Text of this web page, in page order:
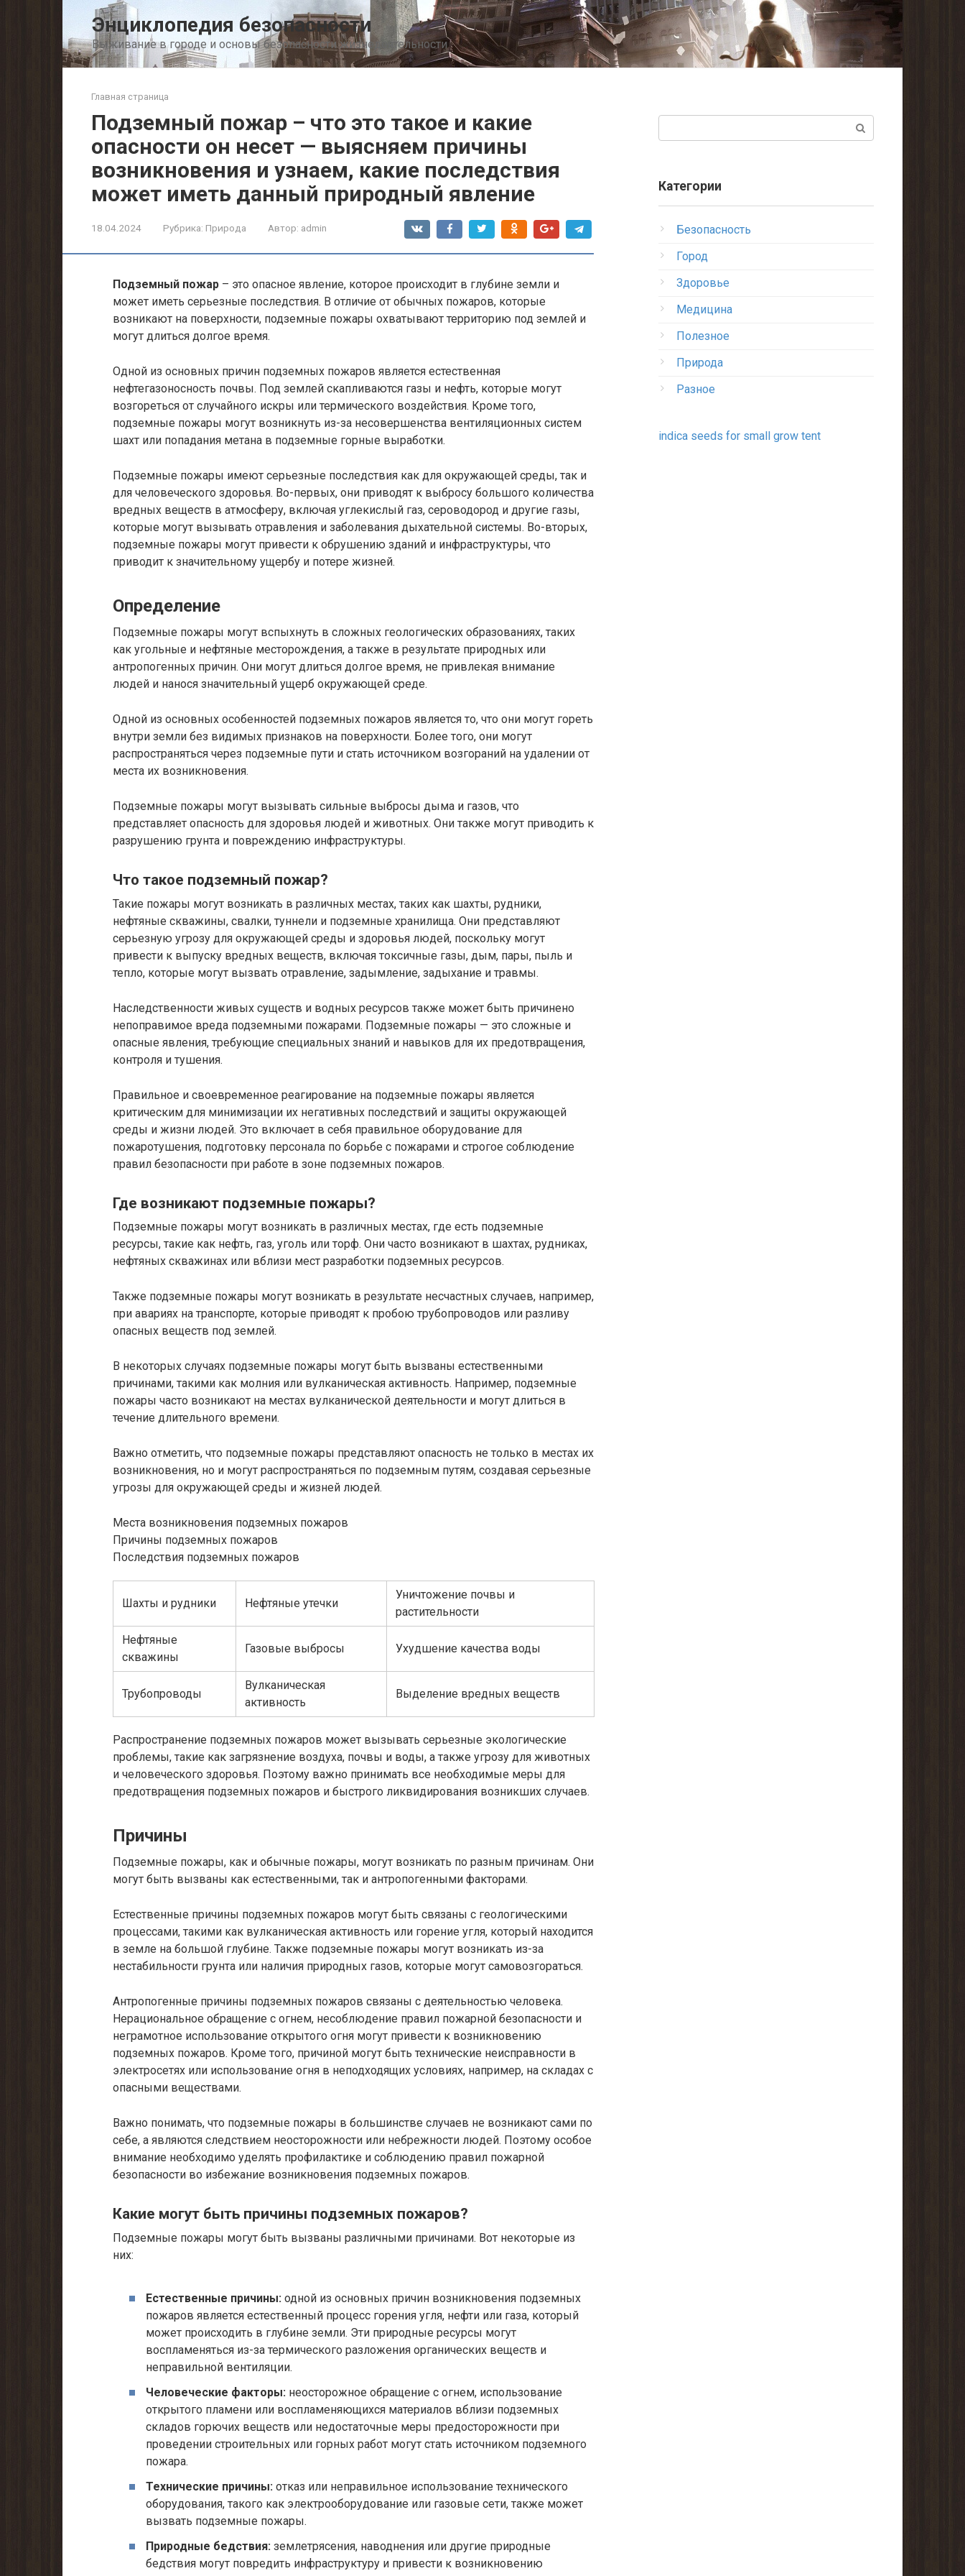
Энциклопедия безопасности
Выживание в городе и основы безопасности жизнедеятельности
Главная страница
Подземный пожар – что это такое и какие
опасности он несет — выясняем причины
возникновения и узнаем, какие последствия
может иметь данный природный явление
18.04.2024 Рубрика: Природа Автор: admin
Подземный пожар – это опасное явление, которое происходит в глубине земли и
может иметь серьезные последствия. В отличие от обычных пожаров, которые
возникают на поверхности, подземные пожары охватывают территорию под землей и
могут длиться долгое время.
Одной из основных причин подземных пожаров является естественная
нефтегазоносность почвы. Под землей скапливаются газы и нефть, которые могут
возгореться от случайного искры или термического воздействия. Кроме того,
подземные пожары могут возникнуть из-за несовершенства вентиляционных систем
шахт или попадания метана в подземные горные выработки.
Подземные пожары имеют серьезные последствия как для окружающей среды, так и
для человеческого здоровья. Во-первых, они приводят к выбросу большого количества
вредных веществ в атмосферу, включая углекислый газ, сероводород и другие газы,
которые могут вызывать отравления и заболевания дыхательной системы. Во-вторых,
подземные пожары могут привести к обрушению зданий и инфраструктуры, что
приводит к значительному ущербу и потере жизней.
Определение
Подземные пожары могут вспыхнуть в сложных геологических образованиях, таких
как угольные и нефтяные месторождения, а также в результате природных или
антропогенных причин. Они могут длиться долгое время, не привлекая внимание
людей и нанося значительный ущерб окружающей среде.
Одной из основных особенностей подземных пожаров является то, что они могут гореть
внутри земли без видимых признаков на поверхности. Более того, они могут
распространяться через подземные пути и стать источником возгораний на удалении от
места их возникновения.
Подземные пожары могут вызывать сильные выбросы дыма и газов, что
представляет опасность для здоровья людей и животных. Они также могут приводить к
разрушению грунта и повреждению инфраструктуры.
Что такое подземный пожар?
Такие пожары могут возникать в различных местах, таких как шахты, рудники,
нефтяные скважины, свалки, туннели и подземные хранилища. Они представляют
серьезную угрозу для окружающей среды и здоровья людей, поскольку могут
привести к выпуску вредных веществ, включая токсичные газы, дым, пары, пыль и
тепло, которые могут вызвать отравление, задымление, задыхание и травмы.
Наследственности живых существ и водных ресурсов также может быть причинено
непоправимое вреда подземными пожарами. Подземные пожары — это сложные и
опасные явления, требующие специальных знаний и навыков для их предотвращения,
контроля и тушения.
Правильное и своевременное реагирование на подземные пожары является
критическим для минимизации их негативных последствий и защиты окружающей
среды и жизни людей. Это включает в себя правильное оборудование для
пожаротушения, подготовку персонала по борьбе с пожарами и строгое соблюдение
правил безопасности при работе в зоне подземных пожаров.
Где возникают подземные пожары?
Подземные пожары могут возникать в различных местах, где есть подземные
ресурсы, такие как нефть, газ, уголь или торф. Они часто возникают в шахтах, рудниках,
нефтяных скважинах или вблизи мест разработки подземных ресурсов.
Также подземные пожары могут возникать в результате несчастных случаев, например,
при авариях на транспорте, которые приводят к пробою трубопроводов или разливу
опасных веществ под землей.
В некоторых случаях подземные пожары могут быть вызваны естественными
причинами, такими как молния или вулканическая активность. Например, подземные
пожары часто возникают на местах вулканической деятельности и могут длиться в
течение длительного времени.
Важно отметить, что подземные пожары представляют опасность не только в местах их
возникновения, но и могут распространяться по подземным путям, создавая серьезные
угрозы для окружающей среды и жизней людей.
Места возникновения подземных пожаров
Причины подземных пожаров
Последствия подземных пожаров
Шахты и рудники Нефтяные утечки
Уничтожение почвы и
растительности
Нефтяные
скважины
Газовые выбросы Ухудшение качества воды
Трубопроводы
Вулканическая
активность
Выделение вредных веществ
Распространение подземных пожаров может вызывать серьезные экологические
проблемы, такие как загрязнение воздуха, почвы и воды, а также угрозу для животных
и человеческого здоровья. Поэтому важно принимать все необходимые меры для
предотвращения подземных пожаров и быстрого ликвидирования возникших случаев.
Причины
Подземные пожары, как и обычные пожары, могут возникать по разным причинам. Они
могут быть вызваны как естественными, так и антропогенными факторами.
Естественные причины подземных пожаров могут быть связаны с геологическими
процессами, такими как вулканическая активность или горение угля, который находится
в земле на большой глубине. Также подземные пожары могут возникать из-за
нестабильности грунта или наличия природных газов, которые могут самовозгораться.
Антропогенные причины подземных пожаров связаны с деятельностью человека.
Нерациональное обращение с огнем, несоблюдение правил пожарной безопасности и
неграмотное использование открытого огня могут привести к возникновению
подземных пожаров. Кроме того, причиной могут быть технические неисправности в
электросетях или использование огня в неподходящих условиях, например, на складах с
опасными веществами.
Важно понимать, что подземные пожары в большинстве случаев не возникают сами по
себе, а являются следствием неосторожности или небрежности людей. Поэтому особое
внимание необходимо уделять профилактике и соблюдению правил пожарной
безопасности во избежание возникновения подземных пожаров.
Какие могут быть причины подземных пожаров?
Подземные пожары могут быть вызваны различными причинами. Вот некоторые из
них:
Естественные причины: одной из основных причин возникновения подземных
пожаров является естественный процесс горения угля, нефти или газа, который
может происходить в глубине земли. Эти природные ресурсы могут
воспламеняться из-за термического разложения органических веществ и
неправильной вентиляции.
Человеческие факторы: неосторожное обращение с огнем, использование
открытого пламени или воспламеняющихся материалов вблизи подземных
складов горючих веществ или недостаточные меры предосторожности при
проведении строительных или горных работ могут стать источником подземного
пожара.
Технические причины: отказ или неправильное использование технического
оборудования, такого как электрооборудование или газовые сети, также может
вызвать подземные пожары.
Природные бедствия: землетрясения, наводнения или другие природные
бедствия могут повредить инфраструктуру и привести к возникновению
Категории
Безопасность
Город
Здоровье
Медицина
Полезное
Природа
Разное
indica seeds for small grow tent